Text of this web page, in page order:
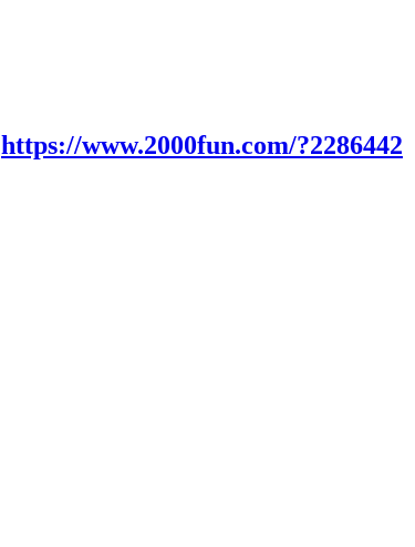
https://www.2000fun.com/?2286442